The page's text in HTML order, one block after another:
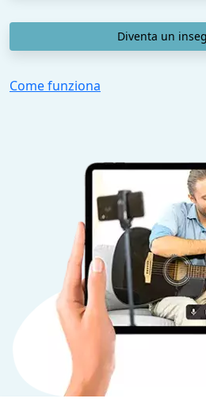
Diventa un
Come funziona